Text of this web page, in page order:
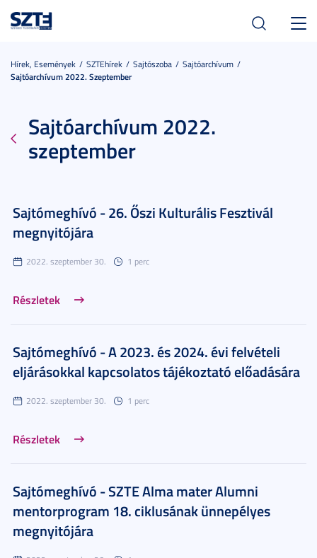
Hírek, Események SZTEhírek Sajtószoba
Sajtóarchívum
Sajtóarchívum 2022. Szeptember
Sajtóarchívum 2022.
szeptember
Sajtómeghívó - 26. Őszi Kulturális Fesztivál
megnyitójára
2022. szeptember 30. 1 perc
Részletek
Sajtómeghívó - A 2023. és 2024. évi felvételi
eljárásokkal kapcsolatos tájékoztató előadására
2022. szeptember 30. 1 perc
Részletek
Sajtómeghívó - SZTE Alma mater Alumni
mentorprogram 18. ciklusának ünnepélyes
megnyitójára